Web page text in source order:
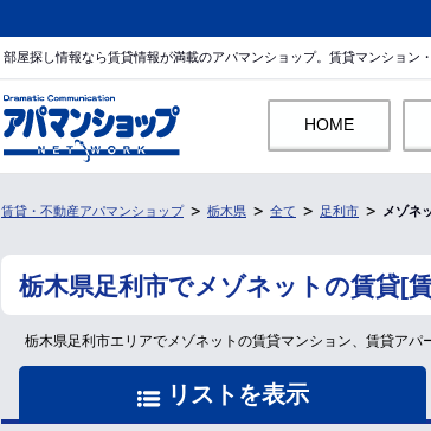
部屋探し情報なら賃貸情報が満載のアパマンショップ。賃貸マンション
HOME
賃貸・不動産アパマンショップ 栃木県 全て 足利市 メゾネ
栃木県足利市でメゾネットの賃貸[
栃木県足利市エリアでメゾネットの賃貸マンション、賃貸ア
リストを表示